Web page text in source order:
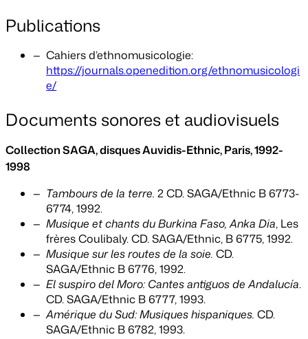
Publications
Cahiers d’ethnomusicologie:
https://journals.openedition.org/ethnomusicologi
e/
Documents sonores et audiovisuels
Collection SAGA, disques Auvidis-Ethnic, Paris, 1992-
1998
Tambours de la terre. 2 CD. SAGA/Ethnic B 6773-
6774, 1992.
Musique et chants du Burkina Faso, Anka Dia, Les
frères Coulibaly. CD. SAGA/Ethnic, B 6775, 1992.
Musique sur les routes de la soie. CD.
SAGA/Ethnic B 6776, 1992.
El suspiro del Moro: Cantes antiguos de Andalucía.
CD. SAGA/Ethnic B 6777, 1993.
Amérique du Sud: Musiques hispaniques. CD.
SAGA/Ethnic B 6782, 1993.